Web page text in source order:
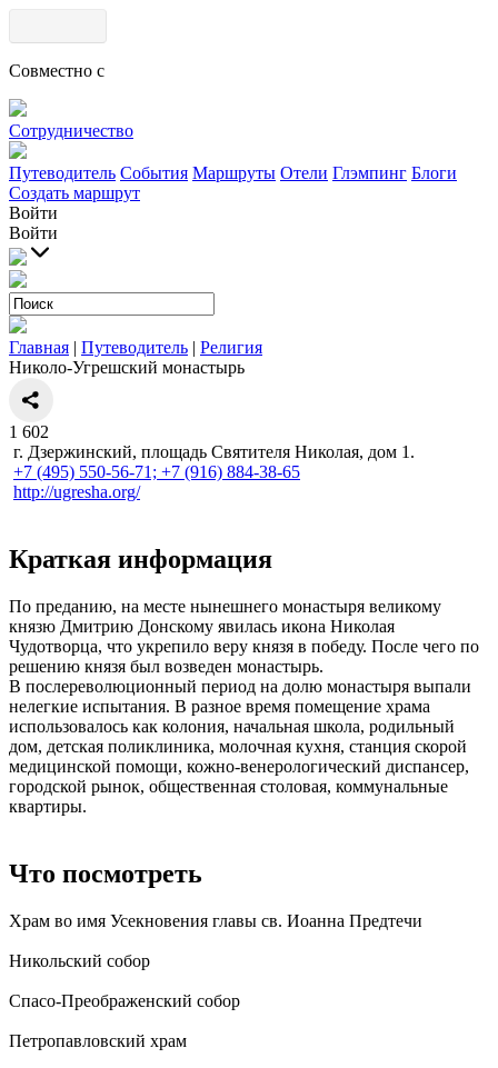
Совместно с
Сотрудничество
Путеводитель События Маршруты Отели Глэмпинг Блоги
Создать маршрут
Войти
Войти
Главная | Путеводитель | Религия
Николо-Угрешский монастырь
1 602
г. Дзержинский, площадь Святителя Николая, дом 1.
+7 (495) 550-56-71; +7 (916) 884-38-65
http://ugresha.org/
Краткая информация
По преданию, на месте нынешнего монастыря великому
князю Дмитрию Донскому явилась икона Николая
Чудотворца, что укрепило веру князя в победу. После чего по
решению князя был возведен монастырь.
В послереволюционный период на долю монастыря выпали
нелегкие испытания. В разное время помещение храма
использовалось как колония, начальная школа, родильный
дом, детская поликлиника, молочная кухня, станция скорой
медицинской помощи, кожно-венерологический диспансер,
городской рынок, общественная столовая, коммунальные
квартиры.
Что посмотреть
Храм во имя Усекновения главы св. Иоанна Предтечи
Никольский собор
Спасо-Преображенский собор
Петропавловский храм